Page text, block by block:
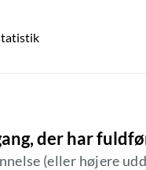
der har
(eller højere